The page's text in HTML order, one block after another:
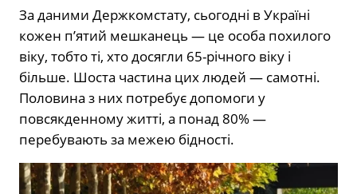
За даними Держкомстату, сьогодні в Україні
кожен п’ятий мешканець — це особа похилого
віку, тобто ті, хто досягли 65-річного віку і
більше. Шоста частина цих людей — самотні.
Половина з них потребує допомоги у
повсякденному житті, а понад 80% —
перебувають за межею бідності.